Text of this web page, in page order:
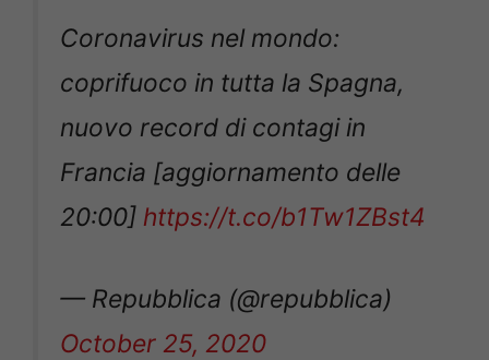
Coronavirus nel mondo:
coprifuoco in tutta la Spagna,
nuovo record di contagi in
Francia [aggiornamento delle
20:00] https://t.co/b1Tw1ZBst4
— Repubblica (@repubblica)
October 25, 2020